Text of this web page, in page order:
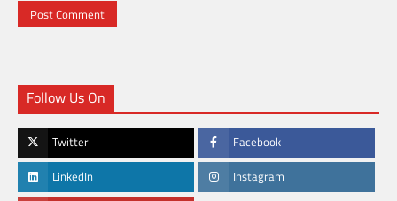
Follow Us On
Twitter Facebook
LinkedIn Instagram